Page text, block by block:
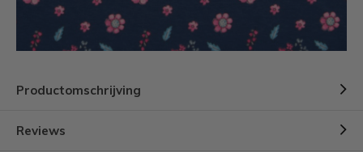
Productomschrijving
Reviews